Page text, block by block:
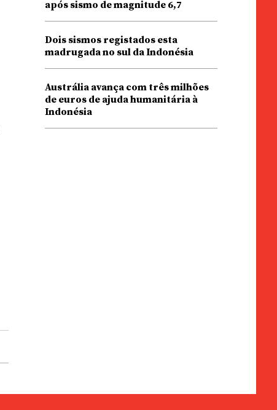
após sismo de magnitude 6,7
Dois sismos registados esta
madrugada no sul da Indonésia
Austrália avança com três milhões
de euros de ajuda humanitária à
Indonésia